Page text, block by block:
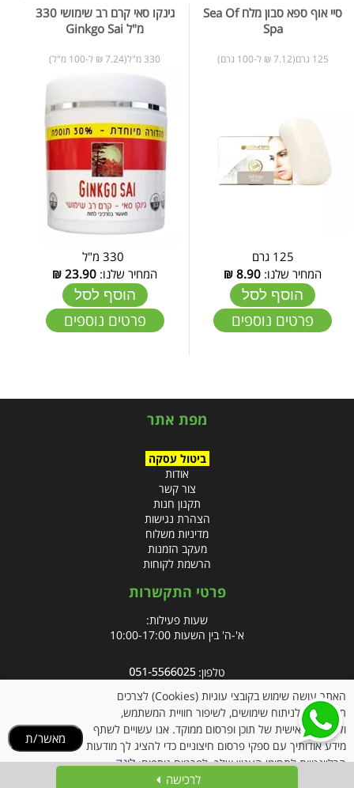
סיי אוף ספא סבון מלח Sea Of
Spa
125 גרם(7.12 ₪ ל-100 גרם)
125 גרם
המחיר שלנו: 8.90
₪
הוסף לסל
פרטים נוספים
גינקו סאי קרם רב שימושי 330
מ"ל Ginkgo Sai
330 מ"ל(7.24 ₪ ל-100 מ"ל)
המחיר שלנו: 23.90
₪
הוסף לסל
פרטים נוספים
מפת אתר
ביטול עסקה
אודות
צור קשר
תקנון חנות
הצהרת נגישות
מדיניות משלוח
מעקב הזמנות
הרשמת לקוחות
פרטי התקשרות
שעות פעילות:
א'-ה' בין השעות 10:00-17:00
טלפון:
אימייל:info@clubpharm.co.il
כתובת : קניון M הדרך, צומת ינאי, מושב בית חירות 40291
לרכישה
האתר עושה שימוש בקובצי עוגיות (Cookies) לצרכים
תפעוליים, לניתוח שימושים, לשיפור חוויית המשתמש,
ולהתאמה אישית של תוכן ופרסום ממוקד. אנו עשויים לשתף
מידע אודותיך עם ספקי פרסום חיצוניים כדי להציג לך מודעות
הרלוונטיות לתחומי העניין שלך. לפרטים נוספים:לינק
מאשר/ת